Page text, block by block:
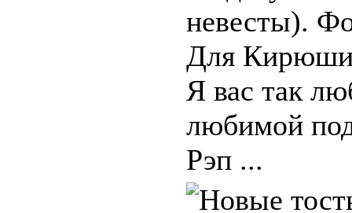
невесты).
Для
Я вас так
любимой
Рэп ...